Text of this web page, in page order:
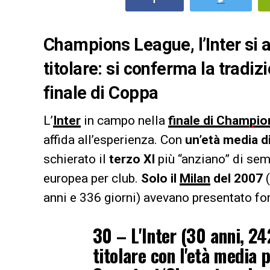
Champions League, l’Inter si
titolare: si conferma la
finale di Coppa
L’Inter in campo nella finale di
affida all’esperienza. Con un’età media
schierato il terzo XI più “anziano” di
europea per club. Solo il Milan del 2007
anni e 336 giorni) avevano presentato
30 – L'Inter (30 anni,
titolare con l'età media